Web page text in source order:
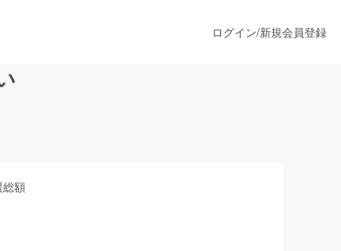
ログイン/新規会員登録
総額